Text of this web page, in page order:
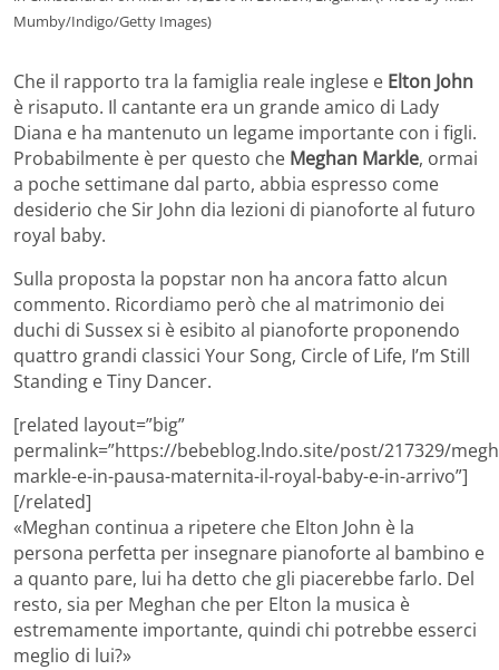
Mumby/Indigo/Getty Images)
Che il rapporto tra la famiglia reale inglese e Elton John
è risaputo. Il cantante era un grande amico di Lady
Diana e ha mantenuto un legame importante con i figli.
Probabilmente è per questo che Meghan Markle, ormai
a poche settimane dal parto, abbia espresso come
desiderio che Sir John dia lezioni di pianoforte al futuro
royal baby.
Sulla proposta la popstar non ha ancora fatto alcun
commento. Ricordiamo però che al matrimonio dei
duchi di Sussex si è esibito al pianoforte proponendo
quattro grandi classici Your Song, Circle of Life, I’m Still
Standing e Tiny Dancer.
[related layout=”big”
permalink=”https://bebeblog.lndo.site/post/217329/
markle-e-in-pausa-maternita-il-royal-baby-e-in-arrivo”]
[/related]
«Meghan continua a ripetere che Elton John è la
persona perfetta per insegnare pianoforte al bambino e
a quanto pare, lui ha detto che gli piacerebbe farlo. Del
resto, sia per Meghan che per Elton la musica è
estremamente importante, quindi chi potrebbe esserci
meglio di lui?»